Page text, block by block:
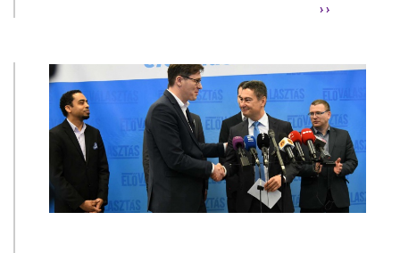
› ›
ÉS
KORSZAK
KEZDETE
AZ